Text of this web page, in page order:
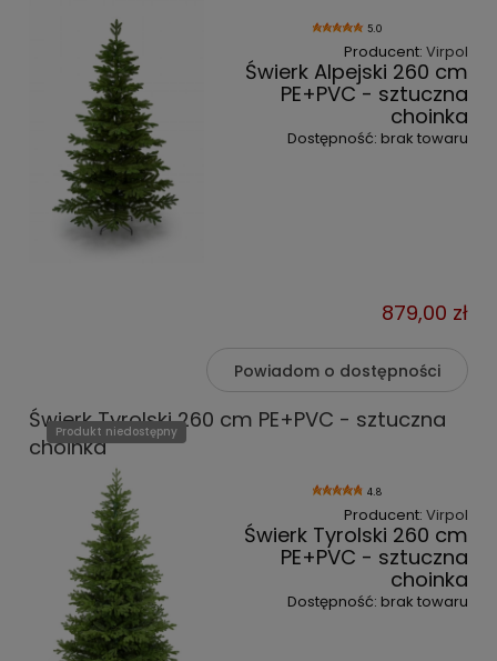
5.0
Producent: Virpol
Świerk Alpejski 260 cm
PE+PVC - sztuczna
choinka
Dostępność: brak towaru
879,00 zł
Powiadom o dostępności
Świerk Tyrolski 260 cm PE+PVC - sztuczna
choinka
4.8
Producent: Virpol
Świerk Tyrolski 260 cm
PE+PVC - sztuczna
choinka
Dostępność: brak towaru
Produkt niedostępny